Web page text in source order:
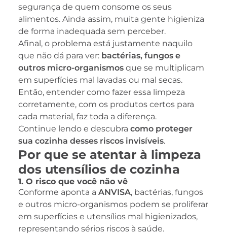
segurança de quem consome os seus
alimentos. Ainda assim, muita gente higieniza
de forma inadequada sem perceber.
Afinal, o problema está justamente naquilo
que não dá para ver: bactérias, fungos e
outros micro-organismos que se multiplicam
em superfícies mal lavadas ou mal secas.
Então, entender como fazer essa limpeza
corretamente, com os produtos certos para
cada material, faz toda a diferença.
Continue lendo e descubra como proteger
sua cozinha desses riscos invisíveis.
Por que se atentar à limpeza
dos utensílios de cozinha
1. O risco que você não vê
Conforme aponta a ANVISA, bactérias, fungos
e outros micro-organismos podem se proliferar
em superfícies e utensílios mal higienizados,
representando sérios riscos à saúde.